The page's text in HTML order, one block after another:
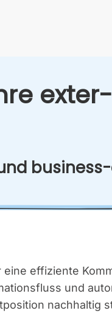
exter­
effi­zi­en­te
und
nach­hal­tig